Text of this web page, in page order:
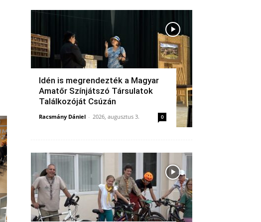
Idén is megrendezték a Magyar
Amatőr Színjátszó Társulatok
Találkozóját Csúzán
Racsmány Dániel - 2026, augusztus 3. 0